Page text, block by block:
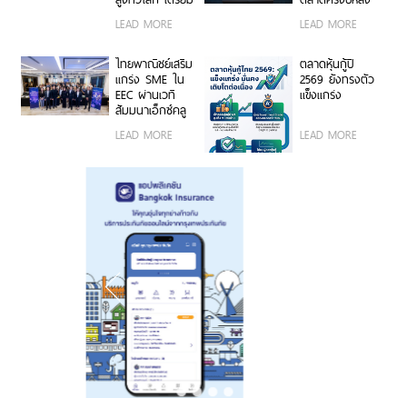
2569
Great Wealth
สินทรัพย์มูลค่า
กว่า 622 ล้าน
ล้านบาทให้รอด
ถึงทายาทรุ่นต่อ
LEAD MORE ผันผวนและคว้า
อย่างมั่นใจ
LEAD MORE
ไทยพาณิชย์เสริม
แกร่ง SME ใน
EEC ผ่านเวที
สัมมนาเอ็กซ์คลู
บทบาท CFO
ขับเคลื่อนองค์กร
เติบโตยั่งยืน
LEAD MORE
ตลาดหุ้นกู้ปี
2569 ยังทรงตัว
แข็งแกร่ง
LEAD MORE